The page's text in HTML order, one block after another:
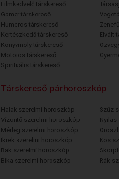
Filmkedvelő társkereső
Gamer társkereső
Humoros társkereső
Kertészkedő társkereső
Könyvmoly társkereső
Motoros társkereső
Spirituális társkereső
Elvált
Társkereső párhoroszkóp
Halak szerelmi horoszkóp
Vízöntő szerelmi horoszkóp
Mérleg szerelmi horoszkóp
Ikrek szerelmi horoszkóp
Bak szerelmi horoszkóp
Bika szerelmi horoszkóp
Szűz
Nyilas
Kos
Rák